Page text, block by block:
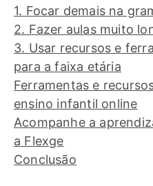
1. Focar demais na
2. Fazer aulas muito
3. Usar recursos e
para a faixa etária
Ferramentas e
ensino infantil online
Acompanhe a
a Flexge
Conclusão